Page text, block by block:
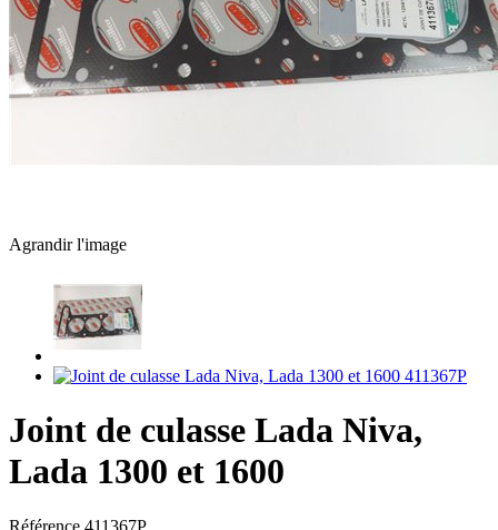
Agrandir l'image
Joint de culasse Lada Niva,
Lada 1300 et 1600
Référence 411367P